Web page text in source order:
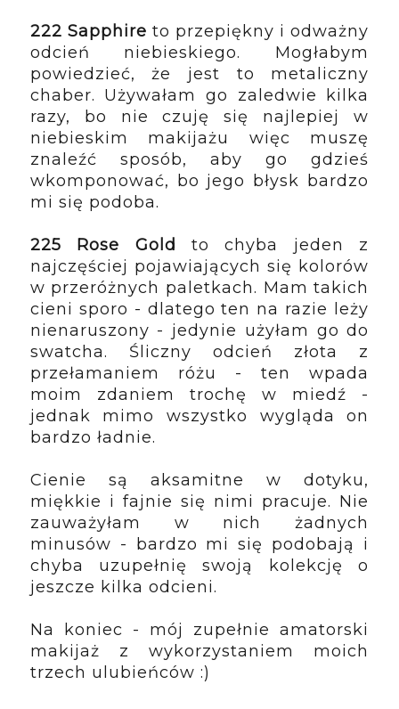
222 Sapphire to przepiękny i odważny
odcień niebieskiego. Mogłabym
powiedzieć, że jest to metaliczny
chaber. Używałam go zaledwie kilka
razy, bo nie czuję się najlepiej w
niebieskim makijażu więc muszę
znaleźć sposób, aby go gdzieś
wkomponować, bo jego błysk bardzo
mi się podoba.
225 Rose Gold to chyba jeden z
najczęściej pojawiających się kolorów
w przeróżnych paletkach. Mam takich
cieni sporo - dlatego ten na razie leży
nienaruszony - jedynie użyłam go do
swatcha. Śliczny odcień złota z
przełamaniem różu - ten wpada
moim zdaniem trochę w miedź -
jednak mimo wszystko wygląda on
bardzo ładnie.
Cienie są aksamitne w dotyku,
miękkie i fajnie się nimi pracuje. Nie
zauważyłam w nich żadnych
minusów - bardzo mi się podobają i
chyba uzupełnię swoją kolekcję o
jeszcze kilka odcieni.
Na koniec - mój zupełnie amatorski
makijaż z wykorzystaniem moich
trzech ulubieńców :)